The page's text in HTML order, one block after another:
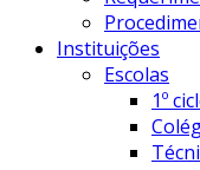
Instituições
Escolas
1º